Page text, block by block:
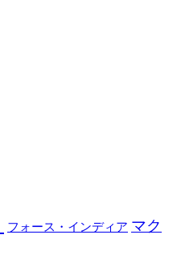
フォース・インディア マク